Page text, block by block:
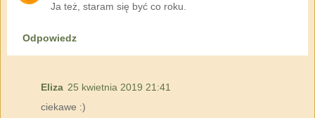
Ja też, staram się być co roku.
Odpowiedz
Eliza 25 kwietnia 2019 21:41
ciekawe :)